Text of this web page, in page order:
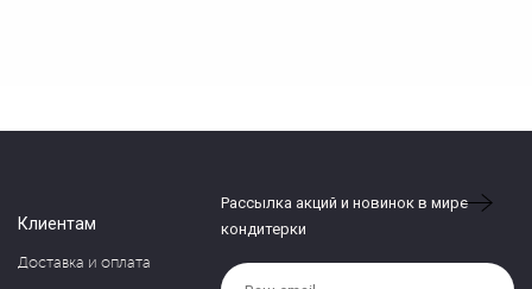
Клиентам
Доставка и оплата
Рассылка акций и новинок в мире
кондитерки